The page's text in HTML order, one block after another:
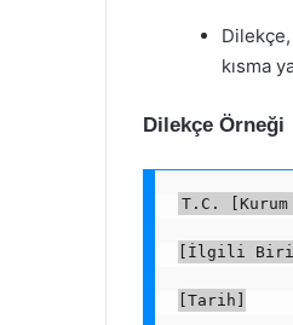
kısma
Dilekçe Örneği
T.C. [Kurum
[İlgili
[Tarih]